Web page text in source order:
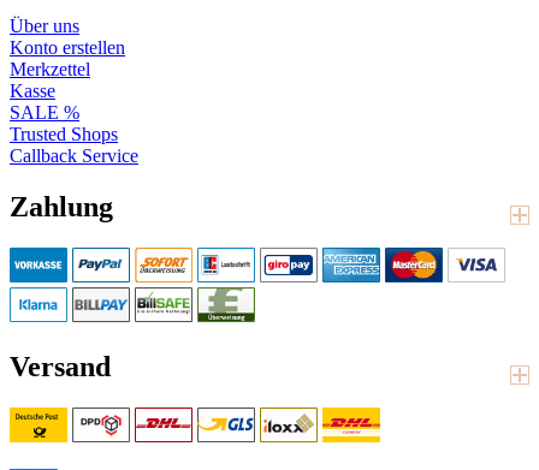
Über uns
Konto erstellen
Merkzettel
Kasse
SALE %
Trusted Shops
Callback Service
Zahlung
Versand